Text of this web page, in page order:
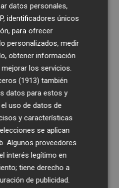
respecto al año
a buscar activamente
algo que
parte del futbolista.
Javi Guerra crezca
de la temporada y el
de Cheste que
nuevo en el Valencia
van a llegar a las
Mestalla pero este
partes va a aceptarlo
algo que el pasado
datos personales,
identificadores únicos
para ofrecer
personalizados, medir
obtener información
los servicios.
(1913) también
datos para estos y
uso de datos de
y características
se aplican
Algunos proveedores
interés legítimo en
tiene derecho a
de publicidad